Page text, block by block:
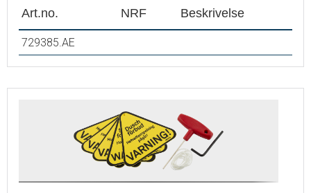
Art.no. NRF Beskrivelse
729385.AE